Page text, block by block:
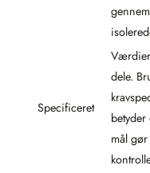
Specificeret
dele.
mål